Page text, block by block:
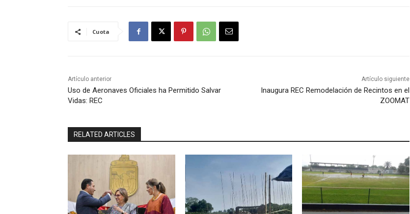
Cuota
Artículo anterior
Uso de Aeronaves Oficiales ha Permitido Salvar
Vidas: REC
Artículo siguiente
Inaugura REC Remodelación de Recintos en el
ZOOMAT
RELATED ARTICLES